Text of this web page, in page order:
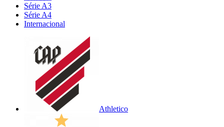
Série A3
Série A4
Internacional
Athletico